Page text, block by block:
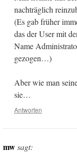
nachträglich
(Es gab früher
das der User mit
Name
gezogen…)
Aber wie man
sie…
Antworten
mwsagt: